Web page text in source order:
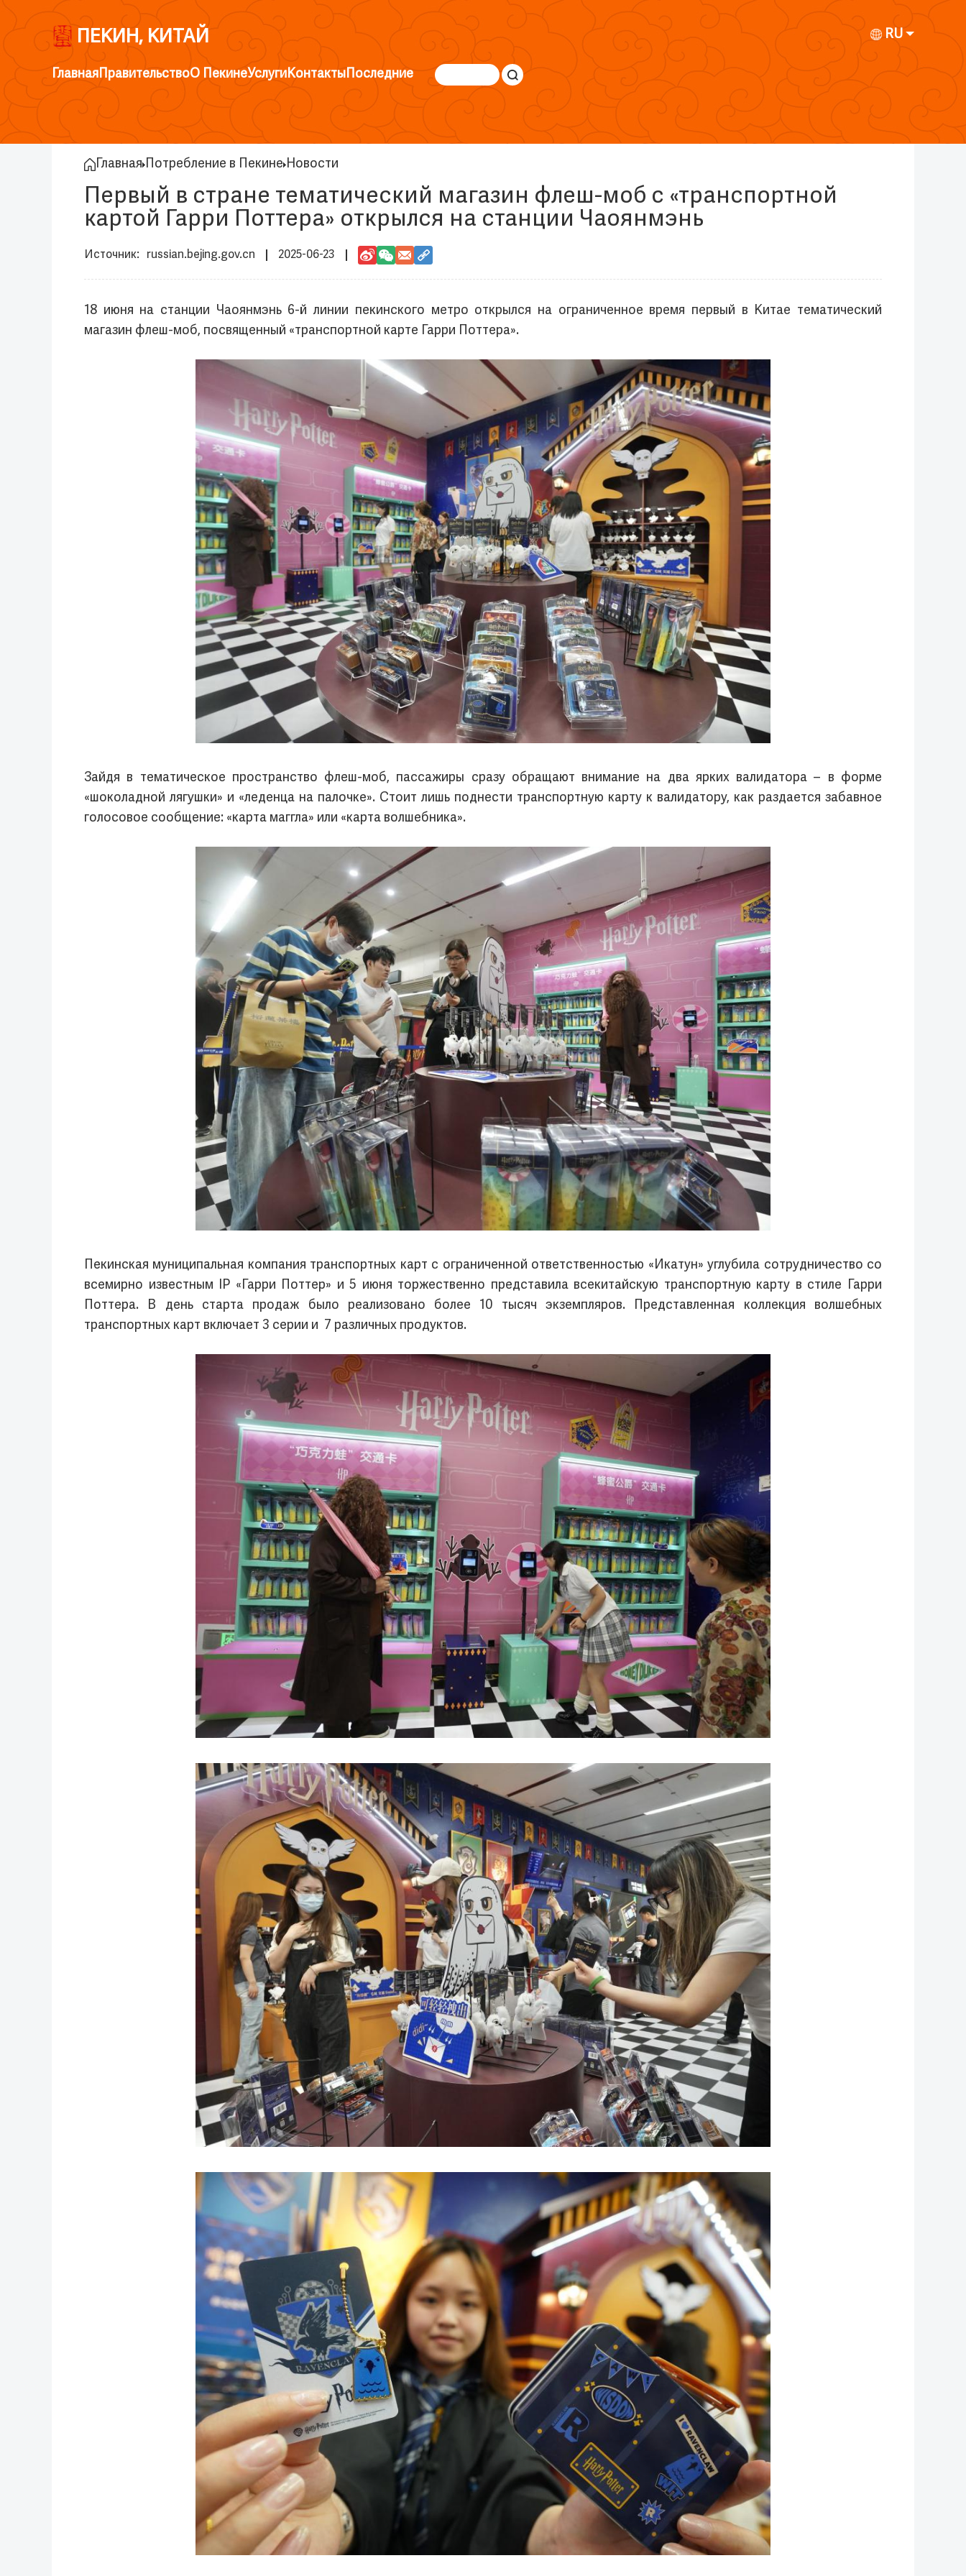
ПЕКИН, КИТАЙ RU
ГлавнаяПравительствоО ПекинеУслугиКонтактыПоследние
Главная Потребление в Пекине Новости
Первый в стране тематический магазин флеш-моб с «транспортной
картой Гарри Поттера» открылся на станции Чаоянмэнь
russian.bejing.gov.cn 2025-06-23
18 июня на станции Чаоянмэнь 6-й линии пекинского метро открылся на ограниченное время первый в Китае тематический
магазин флеш-моб, посвященный «транспортной карте Гарри Поттера».
Зайдя в тематическое пространство флеш-моб, пассажиры сразу обращают внимание на два ярких валидатора – в форме
«шоколадной лягушки» и «леденца на палочке». Стоит лишь поднести транспортную карту к валидатору, как раздается забавное
голосовое сообщение: «карта маггла» или «карта волшебника».
Пекинская муниципальная компания транспортных карт с ограниченной ответственностью «Икатун» углубила сотрудничество со
всемирно известным IP «Гарри Поттер» и 5 июня торжественно представила всекитайскую транспортную карту в стиле Гарри
Поттера. В день старта продаж было реализовано более 10 тысяч экземпляров. Представленная коллекция волшебных
транспортных карт включает 3 серии и 7 различных продуктов.